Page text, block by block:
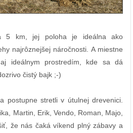
5 km, jej poloha je ideálna ako
najrôznejšej náročnosti. A miestne
ideálnym prostredím, kde sa dá
čistý bajk ;-)
postupne stretli v útulnej drevenici.
Martin, Erik, Vendo, Roman, Majo,
že nás čaká víkend plný zábavy a